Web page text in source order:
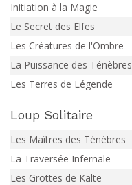
Initiation à la Magie
Le Secret des Elfes
Les Créatures de l'Ombre
La Puissance des Ténèbres
Les Terres de Légende
Loup Solitaire
Les Maîtres des Ténèbres
La Traversée Infernale
Les Grottes de Kalte